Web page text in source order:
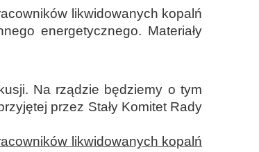
likwidowanych kopalń
energetycznego. Materiały
Na rządzie będziemy o tym
przez Stały Komitet Rady
likwidowanych kopalń